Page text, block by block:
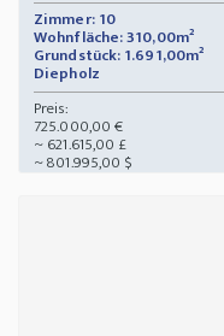
Zimmer: 10
Wohnfläche: 310,00m²
Grundstück: 1.691,00m²
Diepholz
Preis:
725.000,00 €
~ 621.615,00 £
~ 801.995,00 $